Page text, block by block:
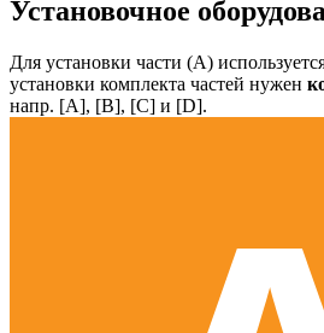
Установочное
Для установки части (А)
установки комплекта частей нужен
напр. [А], [B], [С] и [D].